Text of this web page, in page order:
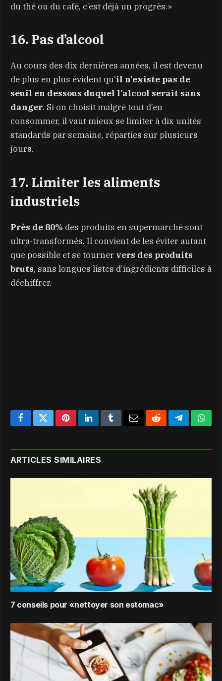
du thé ou du café, c’est déjà un progrès.»
16. Pas d’alcool
Au cours des dix dernières années, il est devenu
de plus en plus évident qu’il n’existe pas de
seuil en dessous duquel l’alcool serait sans
danger. Si on choisit malgré tout d’en
consommer, il vaut mieux se limiter à dix unités
standards par semaine, réparties sur plusieurs
jours.
17. Limiter les aliments
industriels
Près de 80% des produits en supermarché sont
ultra-transformés. Il convient de les éviter autant
que possible et se tourner vers des produits
bruts, sans longues listes d’ingrédients difficiles à
déchiffrer.
FacebookTwitterPinterestLinkedInTumblr EmailRedditTelegram
ARTICLES SIMILAIRES
7 conseils pour «nettoyer son estomac»